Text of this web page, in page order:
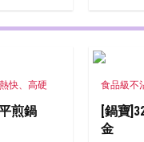
快、高硬
煎鍋
食品級不
[鍋寶
金